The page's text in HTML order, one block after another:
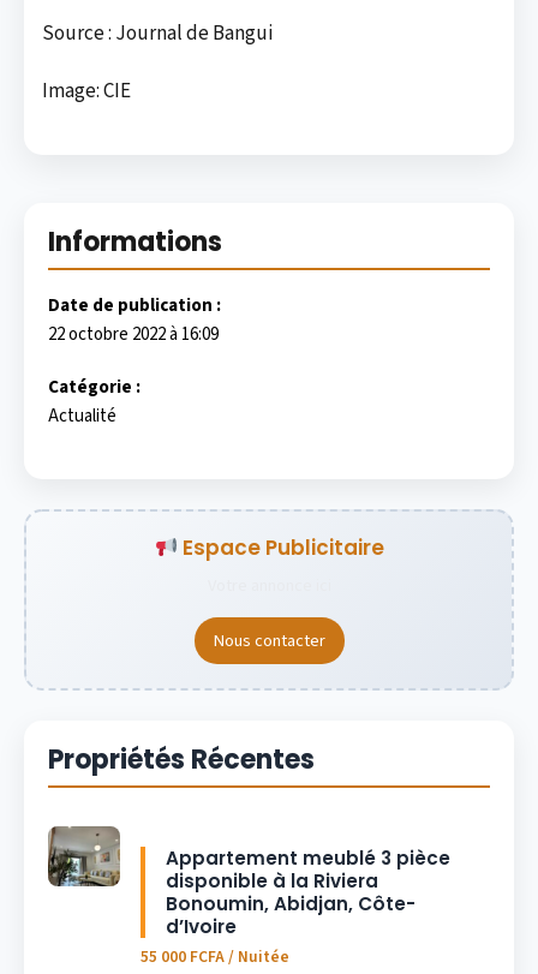
Source : Journal de Bangui
Image: CIE
Informations
Date de publication :
22 octobre 2022 à 16:09
Catégorie :
Actualité
Espace Publicitaire
Nous contacter
Propriétés Récentes
Appartement meublé 3 pièce
disponible à la Riviera
Bonoumin, Abidjan, Côte-
d’Ivoire
55 000 FCFA / Nuitée